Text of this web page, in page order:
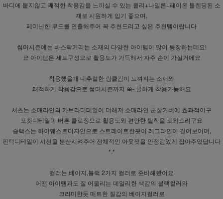
바디에 붙지않고 쾌적한 착용감을 느끼실 수 있는 폴리+나일론+레이온 블렌딩된 소
재로 시원하게 입기 좋으며,
페미닌한 무드를 연출해주어 꼭 추천드리고 싶은 추천템이랍니다
썸머시즌에는 바스락거리는 소재의 다양한 아이템이 많이 등장하는데요!
요 아이템은 세트구성으로 활용도가 가득해서 자주 손이 가실거에요
착용했을때 내추럴한 링클감이 느껴지는 소재와
쾌적하게 착용감으로 썸머시즌까지 쭉- 쿨하게 착용가능해요
셔츠는 소매라인의 카브라디테일이 더해져 소매라인 군살커버에 효과적이구
포켓디테일과 버튼 클로징으로 활용도와 편안한 탈착을 도와드리구요
슬랙스는 하이웨스트디자인으로 스트레이트한핏이 레그라인이 길어보이며,
핀턱디테일이 시선을 분산시켜주어 전체적인 아웃핏을 안정감있게 잡아주었답니다
*.*
컬러는 베이지,블랙 2가지 컬러로 준비해봤어요
어떤 아이템과도 잘 어울리는 데일리한 색감의 블랙컬러와
크리미한듯 매트한 질감의 베이지컬러로